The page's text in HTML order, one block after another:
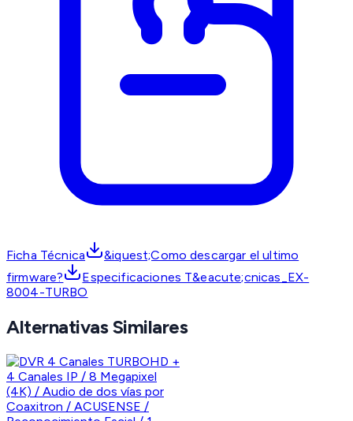
Ficha Técnica
&iquest;Como descargar el ultimo
firmware?
Especificaciones T&eacute;cnicas_EX-
8004-TURBO
Alternativas Similares